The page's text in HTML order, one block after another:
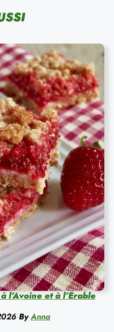
l’Avoine et à l’Érable
By Anna